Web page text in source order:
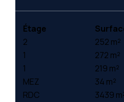
Étage
2
252 m²
1
272 m²
1
219 m²
MEZ
34 m²
RDC
3439